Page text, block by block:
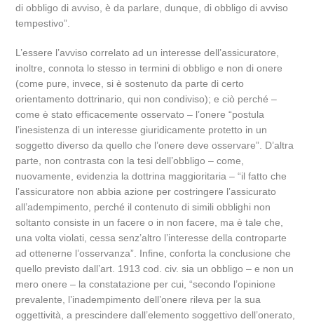
di obbligo di avviso, è da parlare, dunque, di obbligo di avviso
tempestivo”.
L’essere l’avviso correlato ad un interesse dell’assicuratore,
inoltre, connota lo stesso in termini di obbligo e non di onere
(come pure, invece, si è sostenuto da parte di certo
orientamento dottrinario, qui non condiviso); e ciò perché –
come è stato efficacemente osservato – l’onere “postula
l’inesistenza di un interesse giuridicamente protetto in un
soggetto diverso da quello che l’onere deve osservare”. D’altra
parte, non contrasta con la tesi dell’obbligo – come,
nuovamente, evidenzia la dottrina maggioritaria – “il fatto che
l’assicuratore non abbia azione per costringere l’assicurato
all’adempimento, perché il contenuto di simili obblighi non
soltanto consiste in un facere o in non facere, ma è tale che,
una volta violati, cessa senz’altro l’interesse della controparte
ad ottenerne l’osservanza”. Infine, conforta la conclusione che
quello previsto dall’art. 1913 cod. civ. sia un obbligo – e non un
mero onere – la constatazione per cui, “secondo l’opinione
prevalente, l’inadempimento dell’onere rileva per la sua
oggettività, a prescindere dall’elemento soggettivo dell’onerato,